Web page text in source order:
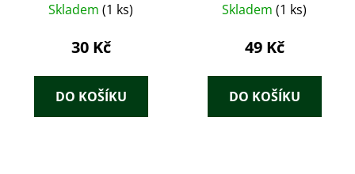
Skladem (1 ks)
30 Kč
DO KOŠÍKU
Skladem (1 ks)
49 Kč
DO KOŠÍKU